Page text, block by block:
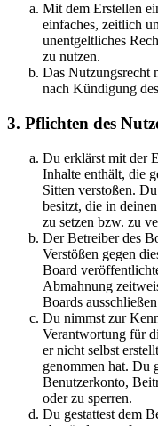
Mit dem Erstellen
einfaches, zeitlich
unentgeltliches
zu nutzen.
Das Nutzungsrecht
nach Kündigung
3. Pflichten des
Du erklärst mit der
Inhalte enthält, die
Sitten verstoßen.
besitzt, die in
zu setzen bzw. zu
Der Betreiber des
Verstößen gegen
Board
Abmahnung
Boards
Du nimmst zur
Verantwortung für
er nicht selbst
genommen hat. Du
Benutzerkonto,
oder zu sperren.
Du gestattest dem